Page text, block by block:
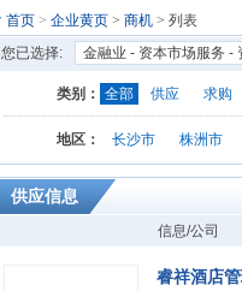
首页 > 企业黄页 > 商机 > 列表
您已选择:
金融业 - 资本市场服务 -
类别： 全部 供应 求购
地区： 长沙市 株洲市
供应信息
信息/公司
睿祥酒店